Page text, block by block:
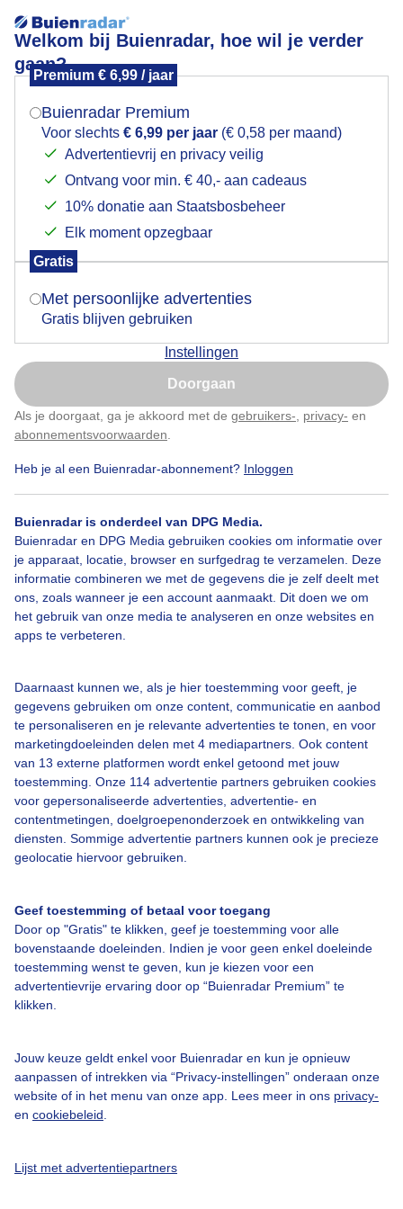
Welkom bij Buienradar, hoe wil je verder
gaan?
Premium € 6,99 / jaar
Buienradar Premium
Voor slechts € 6,99 per jaar (€ 0,58 per maand)
Advertentievrij en privacy veilig
Ontvang voor min. € 40,- aan cadeaus
10% donatie aan Staatsbosbeheer
Elk moment opzegbaar
Gratis
Met persoonlijke advertenties
Gratis blijven gebruiken
Instellingen
Doorgaan
Als je doorgaat, ga je akkoord met de gebruikers- privacy- en
abonnementsvoorwaarden
Heb je al een Buienradar-abonnement? Inloggen
Buienradar is onderdeel van DPG Media.
Buienradar en DPG Media gebruiken cookies om informatie over
je apparaat, locatie, browser en surfgedrag te verzamelen. Deze
informatie combineren we met de gegevens die je zelf deelt met
ons, zoals wanneer je een account aanmaakt. Dit doen we om
het gebruik van onze media te analyseren en onze websites en
apps te verbeteren.
Daarnaast kunnen we, als je hier toestemming voor geeft, je
gegevens gebruiken om onze content, communicatie en aanbod
te personaliseren en je relevante advertenties te tonen, en voor
marketingdoeleinden delen met 4 mediapartners. Ook content
van 13 externe platformen wordt enkel getoond met jouw
toestemming. Onze 114 advertentie partners gebruiken cookies
voor gepersonaliseerde advertenties, advertentie- en
contentmetingen, doelgroepenonderzoek en ontwikkeling van
diensten. Sommige advertentie partners kunnen ook je precieze
geolocatie hiervoor gebruiken.
Geef toestemming of betaal voor toegang
Door op "Gratis" te klikken, geef je toestemming voor alle
bovenstaande doeleinden. Indien je voor geen enkel doeleinde
toestemming wenst te geven, kun je kiezen voor een
advertentievrije ervaring door op “Buienradar Premium” te
klikken.
Jouw keuze geldt enkel voor Buienradar en kun je opnieuw
aanpassen of intrekken via “Privacy-instellingen” onderaan onze
website of in het menu van onze app. Lees meer in ons privacy-
en cookiebeleid
Lijst met advertentiepartners
Overwegend bewolkt; het zonnetje piept geregeld
door de wolk
Kats, Zeeland. 8.15 uur
Door: Geeske Harkema Gemaakt: 08-07-2025, 187x bekeken
1
Zonsopkomst Overwegend_bewolkt
Dezonpiepterdoor
Bekijk slideshow
Een moment geduld aub...
Over Buienradar
Bedrijfsgegevens
Contact
Toegankelijkheid
Gebruikersvoorwaarden
Mogen we je locatie gebruiken voor het
Indien je hier nog geen akkoord op hebt gegeven,
verschijnt er zo een pop-up uit je browser waarin
Is goed, toon de popup
Nu niet, misschien later
Klik hierom dit aan te passen